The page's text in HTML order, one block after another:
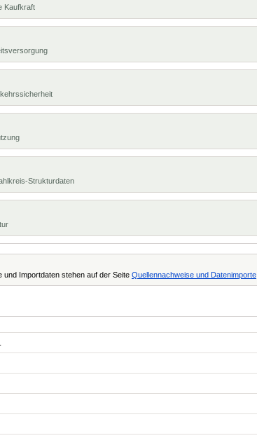
Kaufkraft
Strukturdaten
Importdaten stehen auf der Seite Quellennachweise und Datenimporte